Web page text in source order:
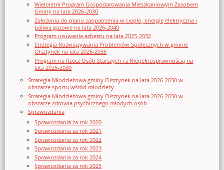
Wieloletni Program Gospodarowania Mieszkaniowym Zasobem
Gminy na lata 2026-2030
Założenia do planu zaopatrzenia w ciepło, energię elektryczna i
paliwa gazowe na lata 2026-2040
Program usuwania azbestu na lata 2025-2032
Strategia Rozwiązywania Problemów Społecznych w gminie
Olsztynek na lata 2026-2035
Program na Rzecz Osób Starszych i z Niepełnosprawnością na
lata 2025-2030
Strategia Młodzieżowa gminy Olsztynek na lata 2026-2030 w
obszarze sportu wśród młodzieży
Strategia Młodzieżowa gminy Olsztynek na lata 2026-2030 w
obszarze zdrowia psychicznego młodych osób
Sprawozdania
Sprawozdania za rok 2020
Sprawozdania za rok 2021
Sprawozdania za rok 2022
Sprawozdania za rok 2023
Sprawozdania za rok 2024
Sprawozdania za rok 2025